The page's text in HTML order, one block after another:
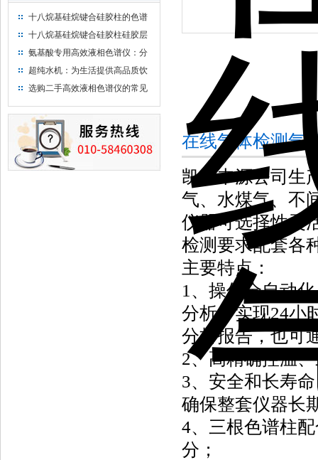
十八烷基硅烷键合硅胶柱的色谱
方法浅述
十八烷基硅烷键合硅胶柱硅胶层
析时如何装柱
氨基酸专用高效液相色谱仪：分
析氨基酸的仪器
超纯水机：为生活提供高品质饮
用水
选购二手高效液相色谱仪的常见
在线气体检测气
凯锋丰源公司生
气、水煤气、不
仪器可选择性灵
检测要求配套各
主要特点：
1、操作全自动
分析。实现24小
分析报告，也可
2、高精确控温
3、安全和长寿
确保整套仪器长
4、三根色谱柱
分；